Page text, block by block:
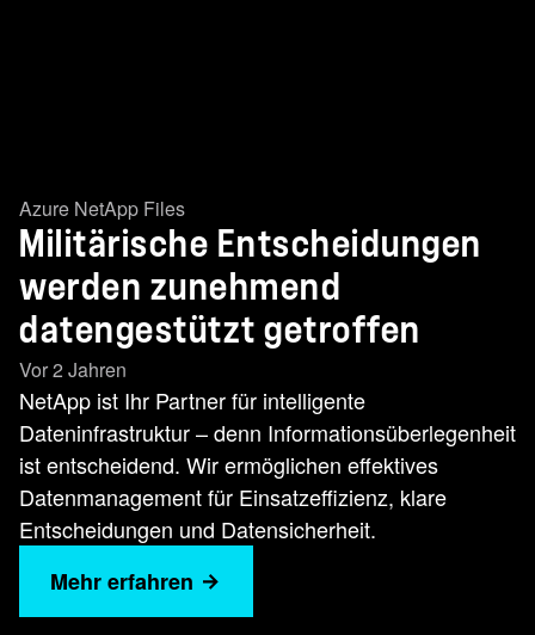
Azure NetApp Files
Militärische Entscheidungen
werden zunehmend
datengestützt getroffen
Vor 2 Jahren
NetApp ist Ihr Partner für intelligente
Dateninfrastruktur – denn Informationsüberlegenheit
ist entscheidend. Wir ermöglichen effektives
Datenmanagement für Einsatzeffizienz, klare
Entscheidungen und Datensicherheit.
Mehr erfahren